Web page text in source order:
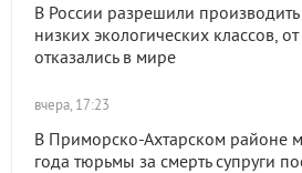
В России разрешили
низких экологических классов,
отказались в мире
вчера, 17:23
В Приморско-Ахтарском районе
года тюрьмы за смерть супруги